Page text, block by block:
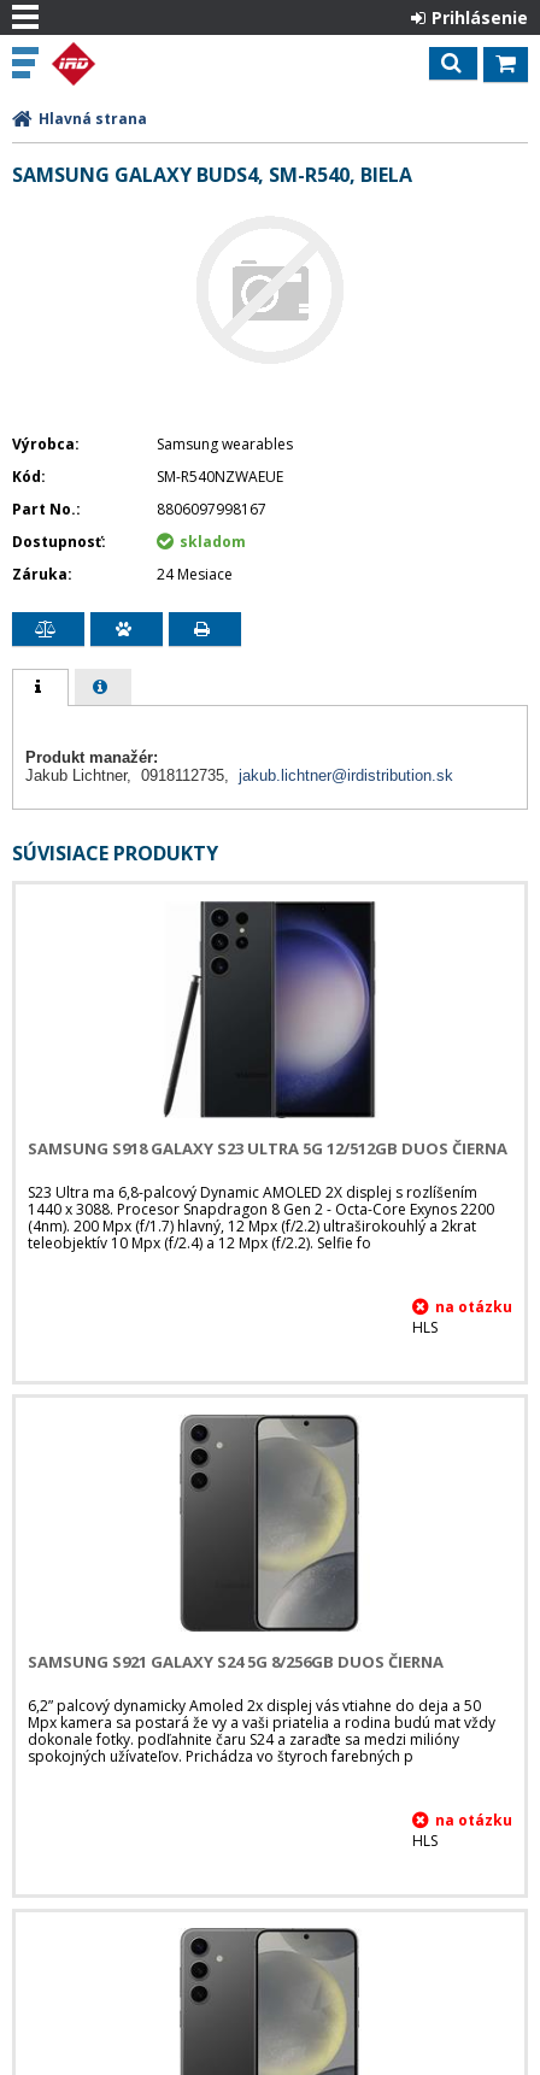
Prihlásenie
Hlavná strana
SAMSUNG GALAXY BUDS4, SM-R540, BIELA
Výrobca
Samsung wearables
Kód
SM-R540NZWAEUE
Part No.
8806097998167
Dostupnosť
skladom
Záruka
24 Mesiace
Produkt manažér:
Jakub Lichtner, 0918112735, jakub.lichtner@irdistribution.sk
SÚVISIACE PRODUKTY
SAMSUNG S918 GALAXY S23 ULTRA 5G 12/512GB DUOS ČIERNA
S23 Ultra ma 6,8-palcový Dynamic AMOLED 2X displej s rozlíšením
1440 x 3088. Procesor Snapdragon 8 Gen 2 - Octa-Core Exynos 2200
(4nm). 200 Mpx (f/1.7) hlavný, 12 Mpx (f/2.2) ultraširokouhlý a 2krat
teleobjektív 10 Mpx (f/2.4) a 12 Mpx (f/2.2). Selfie fo
HLS
SAMSUNG S921 GALAXY S24 5G 8/256GB DUOS ČIERNA
6,2” palcový dynamicky Amoled 2x displej vás vtiahne do deja a 50
Mpx kamera sa postará že vy a vaši priatelia a rodina budú mat vždy
dokonale fotky. podľahnite čaru S24 a zaraďte sa medzi milióny
spokojných užívateľov. Prichádza vo štyroch farebných p
HLS